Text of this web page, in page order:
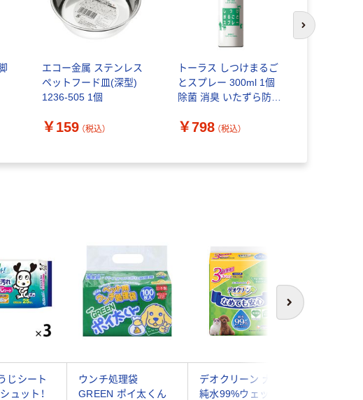
エコー金属 ステンレス
ペットフード皿(深型)
1236-505 1個
￥159 （税込）
トーラス しつけまるご
とスプレー 300ml 1個
除菌 消臭 いたずら防止
￥798 （税込）
次のスライド
次へ
じシート
ュット！
ウンチ処理袋
GREEN ポイ太くん
デオクリーン 犬猫用
純水99%ウェットテ